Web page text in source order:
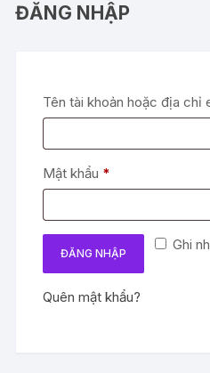
ĐĂNG NHẬP
Tên tài khoản hoặc địa chỉ
Mật khẩu *
buộc
Ghi
ĐĂNG NHẬP
Quên mật khẩu?